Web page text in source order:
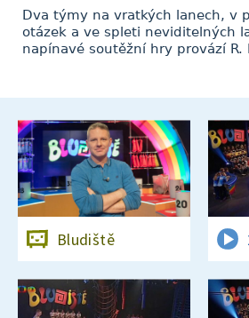
Dva týmy na vratkých lanech, v
otázek a ve spleti neviditelných
napínavé soutěžní hry provází R.
Bludiště